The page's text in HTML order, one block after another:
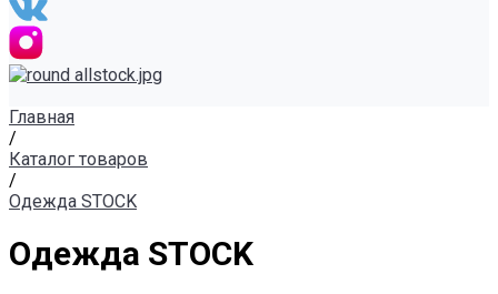
Главная
/
Каталог товаров
/
Одежда STOCK
Одежда STOCK